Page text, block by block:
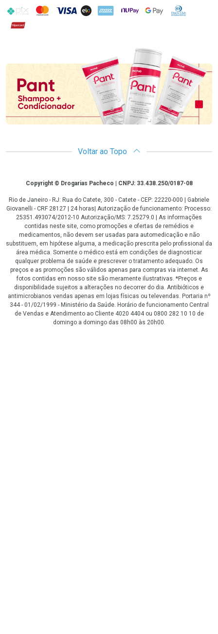
PIX MasterCard
VISA ELO AMEX NuPay Google PayDiners Club
Hipercard
Promoção em Destaque
Voltar ao Topo
CopyrightCopyright © Drogarias Pacheco | CNPJ: 33.438.250/0187-08
Rio de Janeiro - RJ: Rua do Catete, 300 - Catete - CEP: 22220-000 | Gabriele
Giovanelli - CRF 28127 | 24 horas| Autorização de funcionamento: Processo:
25351.493074/2012-10 Autorização/MS: 7.25279.0 | As informações
contidas neste site, como promoções e ofertas de remédios e
medicamentos, não devem ser usadas para automedicação e não
substituem, em hipótese alguma, a medicação prescrita pelo profissional da
área médica. Somente o médico está em condições de diagnosticar
qualquer problema de saúde e prescrever o tratamento adequado. Os
preços e as promoções são válidos apenas para compras via internet. As
fotos contidas em nosso site são meramente ilustrativas. *Preços e
disponibilidade sujeitos a alterações no decorrer do dia. Antibióticos e
antimicrobianos vendas apenas em lojas físicas ou televendas. Portaria nº
344 - 01/02/1999 - Ministério da Saúde. Horário de funcionamento Central
de Vendas e Atendimento ao Cliente 4020 4404 ou 0800 282 10 10 de
domingo a domingo das 08h00 às 20h00.